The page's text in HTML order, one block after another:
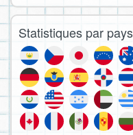
Statistiques par